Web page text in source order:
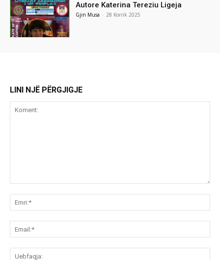
Autore Katerina Tereziu Ligeja
Gjin Musa - 28 Korrik 2025
LINI NJË PËRGJIGJE